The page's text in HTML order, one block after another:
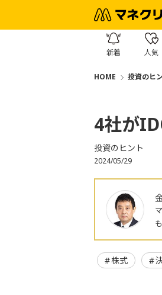
新着 人気
HOME 投資のヒ
4社が
投資のヒント
2024/05/29
株式